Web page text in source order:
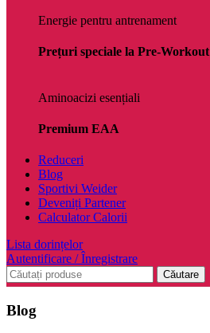
Energie pentru antrenament
Prețuri speciale la Pre-Workout
Aminoacizi esențiali
Premium EAA
Reduceri
Blog
Sportivi Weider
Deveniți Partener
Calculator Calorii
Lista dorințelor
Autentificare / Înregistrare
Căutare
Blog